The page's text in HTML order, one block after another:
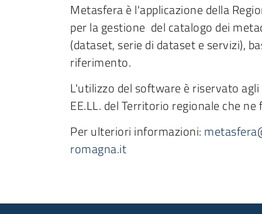
Metasfera è l'applicazione della
per la gestione del catalogo dei
(dataset, serie di dataset e servizi),
riferimento.
L'utilizzo del software è riservato
EE.LL. del Territorio regionale che
Per ulteriori informazioni:
romagna.it